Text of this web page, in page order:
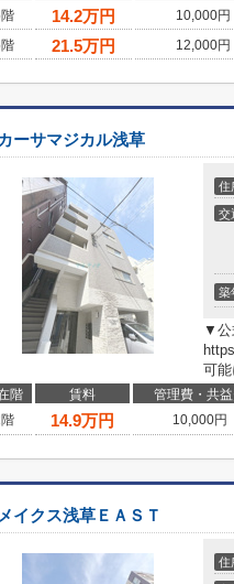
14.2万円 10,000円
21.5万円 12,000円
カーサマジカル浅草
住
交
築
▼公
可
階 賃料 管理費・共
14.9万円 10,000円
メイクス浅草ＥＡＳＴ
住